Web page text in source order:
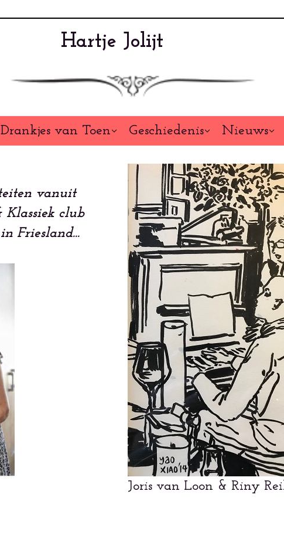
Hartje Jolijt
Drankjes van Toen Geschiedenis Nieuws
Joris van Loon & Riny
vanuit
Klassiek club
Friesland...